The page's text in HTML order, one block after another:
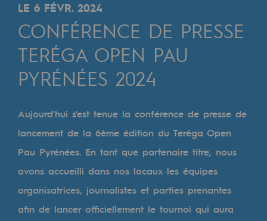
Digitalisation
Transversalité et Collaboratif
Notre culture et nos valeurs
Une organisation certifiée
Notre organisation
Notre organisation
Gouvernance
Publications institutionnelles
LE 6 FÉVR. 2024
CONFÉRENCE DE PRESSE
TERÉGA OPEN PAU
PYRÉNÉES 2024
Aujourd'hui s'est tenue la conférence de presse de
lancement de la 6ème édition du Teréga Open
Pau Pyrénées. En tant que partenaire titre, nous
avons accueilli dans nos locaux les équipes
organisatrices, journalistes et parties prenantes
afin de lancer officiellement le tournoi qui aura